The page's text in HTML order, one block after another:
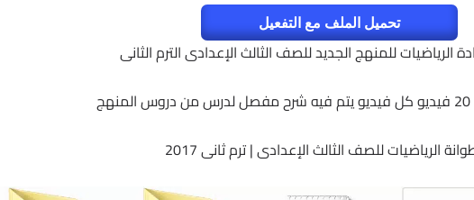
تحميل الملف مع التفعيل
الرياضيات للمنهج الجديد للصف الثالث الإعدادى الترم الثانى
الرياضيات للصف الثالث الإعدادى | ترم ثانى 2017